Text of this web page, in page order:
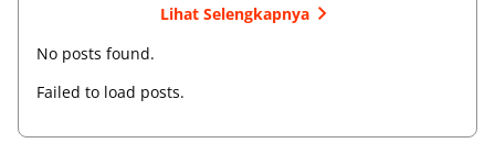
Lihat Selengkapnya
No posts found.
Failed to load posts.